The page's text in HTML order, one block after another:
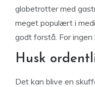
globetrotter med
meget populært i
godt forstå. For ingen
Husk
Det kan blive en